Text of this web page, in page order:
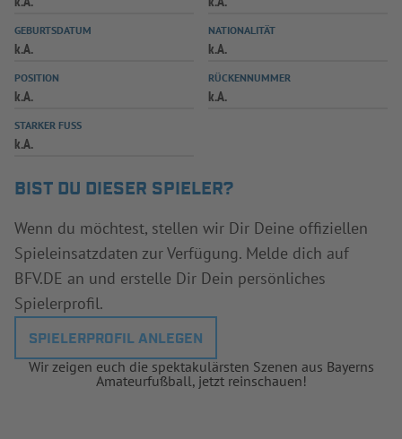
SPIELPLUS
GEBURTSDATUM
k.A.
NATIONALITÄT
k.A.
POSITION
k.A.
RÜCKENNUMMER
k.A.
STARKER FUSS
k.A.
BIST DU DIESER SPIELER?
Wenn du möchtest, stellen wir Dir Deine offiziellen
Spieleinsatzdaten zur Verfügung. Melde dich auf
BFV.DE an und erstelle Dir Dein persönliches
Spielerprofil.
SPIELERPROFIL ANLEGEN
Wir zeigen euch die spektakulärsten Szenen aus Bayerns
Amateurfußball, jetzt reinschauen!